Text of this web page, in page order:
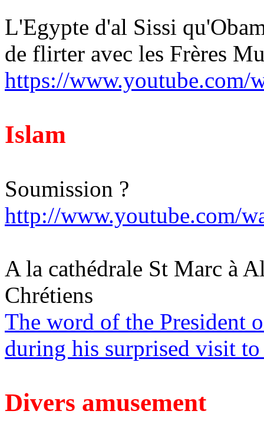
L'Egypte d'al Sissi qu'
de flirter avec les Frères
https://www.youtube.com/
Islam
Soumission ?
http://www.youtube.com/
A la cathédrale St Marc à
Chrétiens
The word of the President
during his surprised visit
Divers amusement